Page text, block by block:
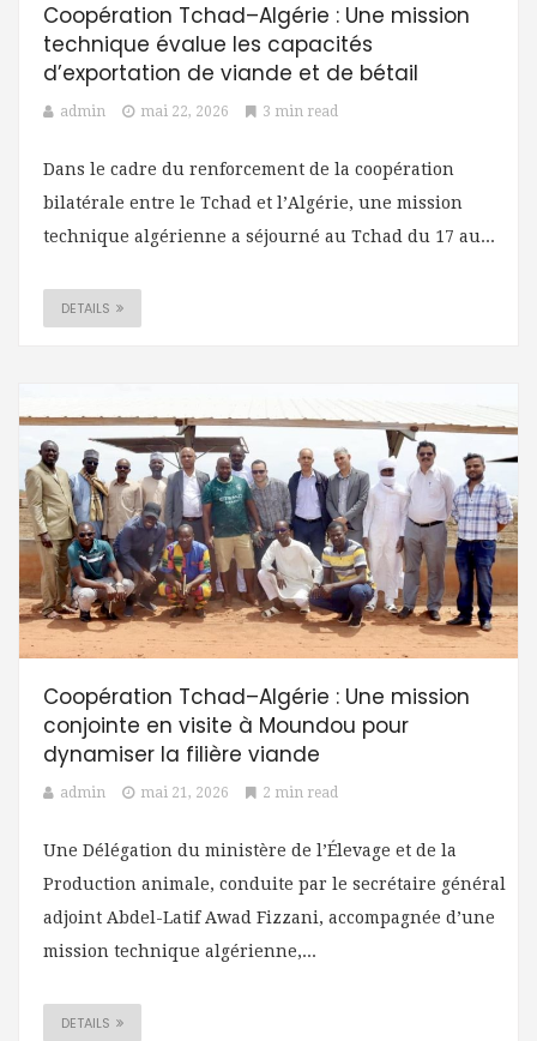
Coopération Tchad–Algérie : Une mission
technique évalue les capacités
d’exportation de viande et de bétail
admin mai 22, 2026 3 min read
Dans le cadre du renforcement de la coopération
bilatérale entre le Tchad et l’Algérie, une mission
technique algérienne a séjourné au Tchad du 17 au...
DETAILS
Coopération Tchad–Algérie : Une mission
conjointe en visite à Moundou pour
dynamiser la filière viande
admin mai 21, 2026 2 min read
Une Délégation du ministère de l’Élevage et de la
Production animale, conduite par le secrétaire général
adjoint Abdel-Latif Awad Fizzani, accompagnée d’une
mission technique algérienne,...
DETAILS